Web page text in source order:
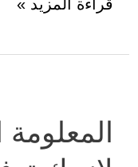
يسوع
قراءة المزيد »
المعلومة